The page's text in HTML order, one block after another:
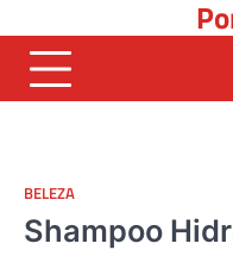
to
content
BELEZA
Shampoo